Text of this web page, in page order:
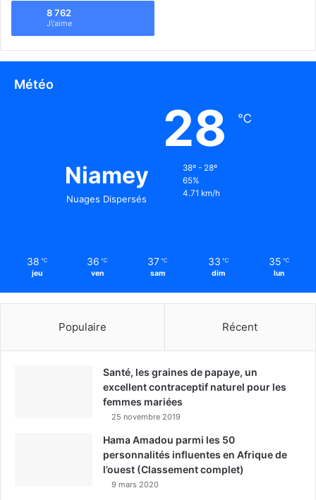
8 762
J\'aime
Météo
Niamey
Nuages Dispersés
28 ℃
38º - 28º
65%
4.71 km/h
38 ℃
jeu
36 ℃
ven
37 ℃
sam
33 ℃
dim
35 ℃
lun
Populaire Récent
Santé, les graines de papaye, un
excellent contraceptif naturel pour les
femmes mariées
25 novembre 2019
Hama Amadou parmi les 50
personnalités influentes en Afrique de
l’ouest (Classement complet)
9 mars 2020